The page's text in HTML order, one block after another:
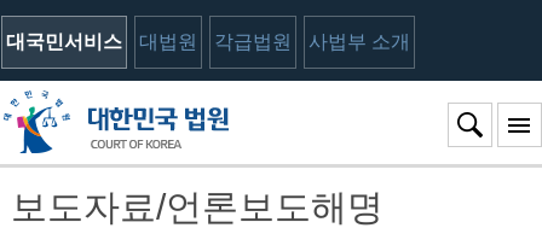
대국민서비스 대법원 각급법원 사법부 소개
보도자료/언론보도해명